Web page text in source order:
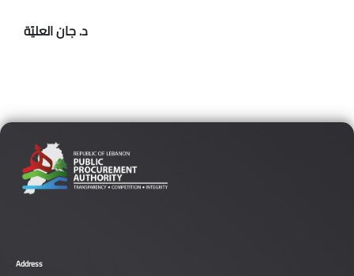
د. جان العليًة
Address